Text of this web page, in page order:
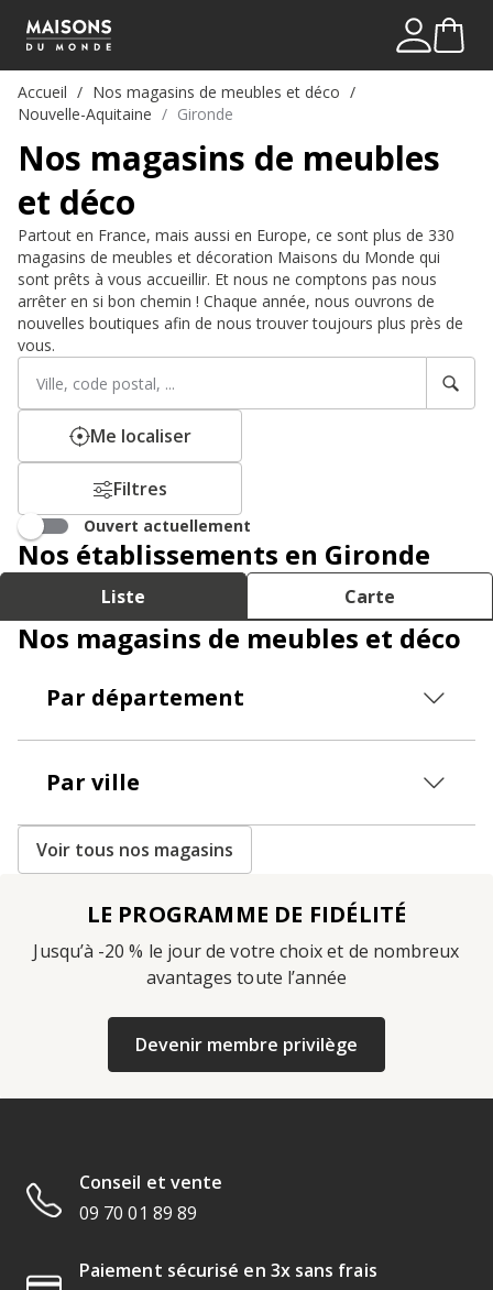
Mon
Me
Accueil
Nos magasins de meubles et déco
Nouvelle-Aquitaine
Gironde
Nos magasins de meubles
et déco
Partout en France, mais aussi en Europe, ce sont plus de 330
magasins de meubles et décoration Maisons du Monde qui
sont prêts à vous accueillir. Et nous ne comptons pas nous
arrêter en si bon chemin ! Chaque année, nous ouvrons de
nouvelles boutiques afin de nous trouver toujours plus près de
vous.
Rechercher
établissement
Veuillez
renseigner
adresse
Me localiser
Filtres
Ouvert actuellement
Nos établissements en Gironde
Liste Carte
Nos magasins de meubles et déco
Par département
Par ville
Voir tous nos magasins
LE PROGRAMME DE FIDÉLITÉ
Jusqu’à -20 % le jour de votre choix et de nombreux
avantages toute l’année
Devenir membre privilège
Conseil et vente
09 70 01 89 89
Paiement sécurisé en 3x sans frais